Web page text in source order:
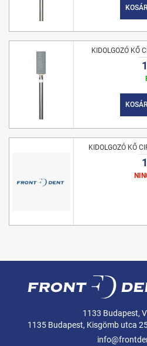
KIDOLGOZÓ KŐ
KIDOLGOZÓ KŐ
1133 Budapest,
1135 Budapest, Kisgömb utca